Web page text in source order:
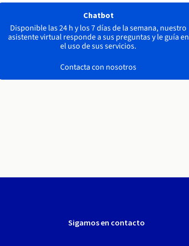
Chatbot
Disponible las 24 h y los 7 días de la semana, nuestro
asistente virtual responde a sus preguntas y le guía en
el uso de sus servicios.
Contacta con nosotros
Sigamos en contacto